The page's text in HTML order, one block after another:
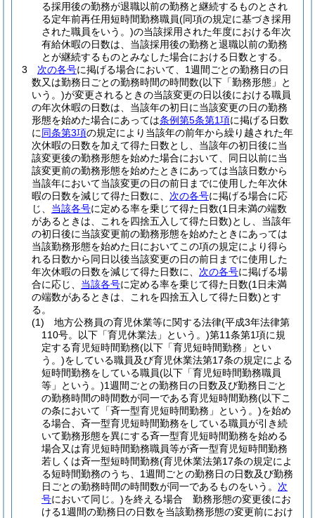
る採用後の勤務が退職以前の勤務と継続するものとされ
る定年前再任用短時間勤務職員(同項の規定に基づき採用
された職員をいう。)の当該採用された年度における年次
有給休暇の日数は、当該採用後の勤務と退職以前の勤務
とが継続するものとみなした場合における日数とする。
3
次の各号に掲げる場合において、1週間ごとの勤務日の日
数又は勤務日ごとの勤務時間の時間数(以下「勤務形態」と
いう。)が変更されるときの当該変更の日以後における職員
の年次休暇の日数は、当該年の初日に当該変更の日の勤務
形態を始めた場合にあっては条例第5条第1項に掲げる日数
に同条第3項の規定により当該年の前年から繰り越された年
次休暇の日数を加えて得た日数とし、当該年の初日後に当
該変更後の勤務形態を始めた場合において、同日以前に当
該変更前の勤務形態を始めたときにあっては当該日数から
当該年において当該変更の日の前日までに使用した年次休
暇の日数を減じて得た日数に、 次の各号に掲げる場合に応
じ、 当該各号に定める率を乗じて得た日数(1日未満の端数
があるときは、これを四捨五入して得た日数)とし、当該年
の初日後に当該変更前の勤務形態を始めたときにあっては
当該勤務形態を始めた日においてこの項の規定により得ら
れる日数から同日以後当該変更の日の前日までに使用した
年次休暇の日数を減じて得た日数に、 次の各号に掲げる場
合に応じ、 当該各号に定める率を乗じて得た日数(1日未満
の端数があるときは、これを四捨五入して得た日数)とす
る。
(1)
地方公務員の育児休業等に関する法律(平成3年法律第
110号。以下「育児休業法」という。)第11条第1項に規
定する育児短時間勤務(以下「育児短時間勤務」とい
う。)をしている職員及び育児休業法第17条の規定による
短時間勤務をしている職員(以下「育児短時間勤務職員
等」という。)1週間ごとの勤務日の日数及び勤務日ごと
の勤務時間の時間数が同一である育児短時間勤務(以下こ
の条において「斉一型育児短時間勤務」という。)を始め
る場合、斉一型育児短時間勤務をしている職員が引き続
いて勤務形態を異にする斉一型育児短時間勤務を始める
場合又は育児短時間勤務職員等が斉一型育児短時間勤務
若しくは斉一型短時間勤務(育児休業法第17条の規定によ
る短時間勤務のうち、1週間ごとの勤務日の日数及び勤務
日ごとの勤務時間の時間数が同一であるものをいう。 次
号において同じ。)を終える場合 勤務形態の変更後にお
ける1週間の勤務日の日数を当該勤務形態の変更前におけ